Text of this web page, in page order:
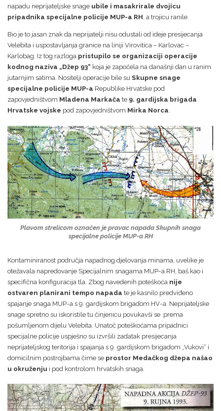
napadu neprijateljske snage ubile i masakrirale dvojicu
pripadnika specijalne policije MUP-a RH, a trojicu ranile.
Bio je to jasan znak da neprijatelji nisu odustali od ideje presijecanja
Velebita i uspostavljanja granice na liniji Virovitica – Karlovac –
Karlobag. Iz tog razloga pristupilo se organizaciji operacije
kodnog naziva „Džep 93“ koja je započela na današnji dan u ranim
jutarnjim satima. Nositelji operacije bile su Skupne snage
specijalne policije MUP-a Republike Hrvatske pod
zapovjedništvom Mladena Markača te 9. gardijska brigada
Hrvatske vojske pod zapovjedništvom Mirka Norca.
Plavom strelicom označen je pravac napada Skupnih snaga
specijalne policije MUP-a RH
Kontaminiranost područja napadnog djelovanja minama, uvelike je
otežavala napredovanje Specijalnim snagama MUP-a RH, baš kao i
specifična konfiguracija tla. Zbog navedenih poteškoća nije
ostvaren planirani tempo napada te je kasnilo predviđeno
spajanje snaga MUP-a s 9. gardijskom brigadom HV-a. Neprijateljske
snage spretno su iskoristile tu činjenicu povukavši se prema
pošumljenom dijelu Velebita. Unatoč poteškoćama pripadnici
specijalne policije uspješno su izvršili zadatak presijecanja
neprijateljskog teritorija i spajanja s 9. gardijskom brigadom „Vukovi“ i
domicilnim postrojbama čime se prostor Medačkog džepa našao
u okruženju i pod kontrolom hrvatskih snaga.